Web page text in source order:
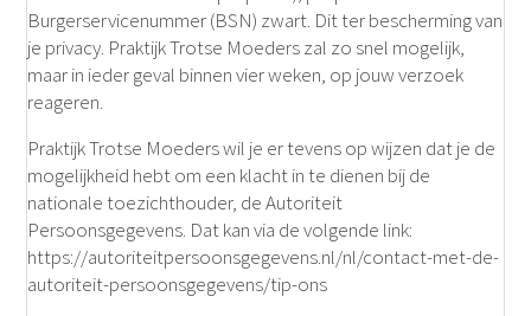
Burgerservicenummer (BSN) zwart. Dit ter bescherming van
je privacy. Praktijk Trotse Moeders zal zo snel mogelijk,
maar in ieder geval binnen vier weken, op jouw verzoek
reageren.
Praktijk Trotse Moeders wil je er tevens op wijzen dat je de
mogelijkheid hebt om een klacht in te dienen bij de
nationale toezichthouder, de Autoriteit
Persoonsgegevens. Dat kan via de volgende link:
https://autoriteitpersoonsgegevens.nl/nl/contact-met-de-
autoriteit-persoonsgegevens/tip-ons